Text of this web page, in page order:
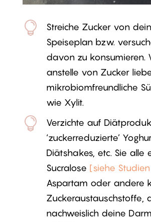

Streiche Zucker von
Speiseplan bzw.
davon zu konsumieren.
anstelle von Zucker
mikrobiomfreundliche
wie Xylit.

Verzichte auf
‘zuckerreduzierte’
Diätshakes, etc. Sie alle
Sucralose [siehe
Aspartam oder andere
Zuckeraustauschstoffe,
nachweislich deine